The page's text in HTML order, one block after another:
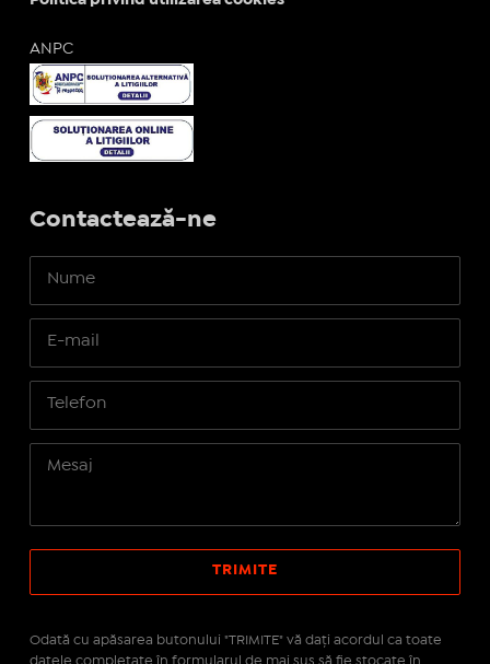
ANPC
Contactează-ne
Odată cu apăsarea butonului "TRIMITE" vă daţi acordul ca toate
datele completate în formularul de mai sus să fie stocate în